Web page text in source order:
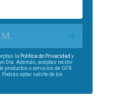
la Política de Privacidad y
Día. Además, aceptas recibir
productos o servicios de GFR
Podrás optar salirte de los